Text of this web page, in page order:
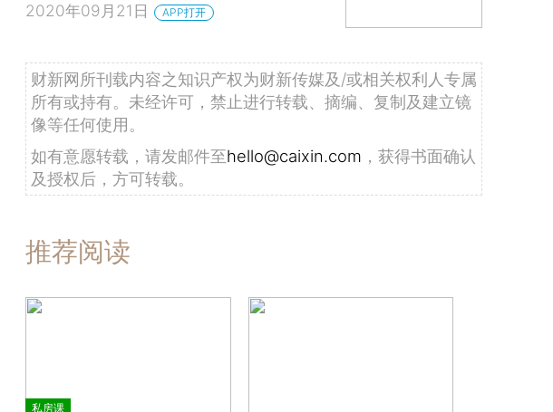
2020年09月21日 APP打开
财新网所刊载内容之知识产权为财新传媒及/或相关权利人专属
所有或持有。未经许可，禁止进行转载、摘编、复制及建立镜
像等任何使用。
如有意愿转载，请发邮件至hello@caixin.com ，获得书面确认
及授权后，方可转载。
推荐阅读
私房课